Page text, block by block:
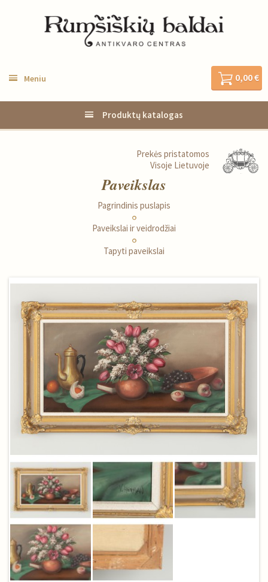
Meniu 0,00 €
Produktų katalogas
Prekės pristatomos
Visoje Lietuvoje
Paveikslas
Pagrindinis puslapis
Paveikslai ir veidrodžiai
Tapyti paveikslai